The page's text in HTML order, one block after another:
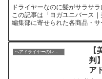
際
ドライヤーなのに髪がサラサ
この記事は「ヨガユニバース
編集部に寄せられた各商品・
判
ア